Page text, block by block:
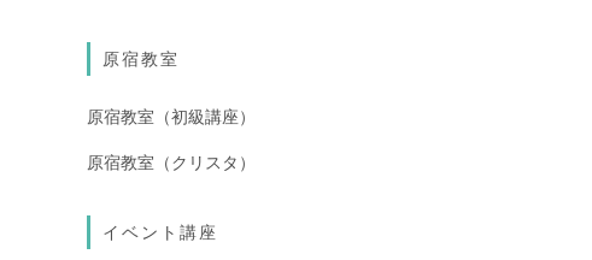
原宿教室
原宿教室（初級講座）
原宿教室（クリスタ）
イベント講座